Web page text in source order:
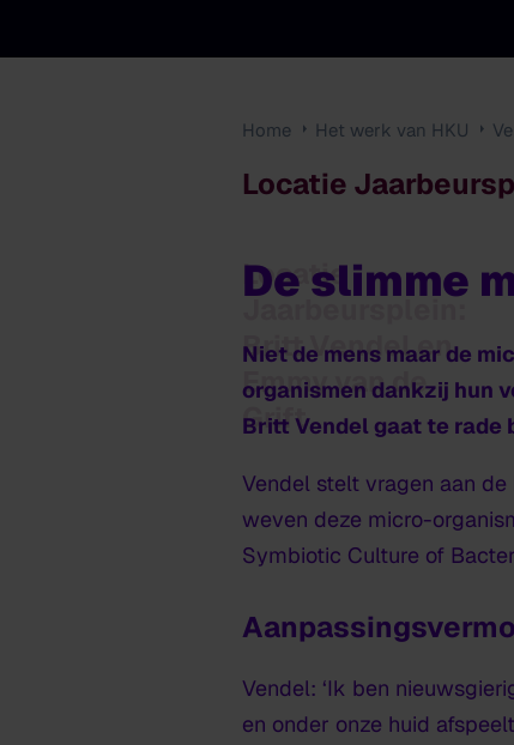
Home Het werk van HKU
Locatie
Locatie
Jaarbeursplein:
Britt Vendel en
Emmy van de
Grift
De slimme
Niet de mens maar de
organismen dankzij hun
Britt Vendel gaat te rade
Vendel stelt vragen aan
weven deze micro-
Symbiotic Culture of
Vendel: ‘Ik ben
en onder onze huid